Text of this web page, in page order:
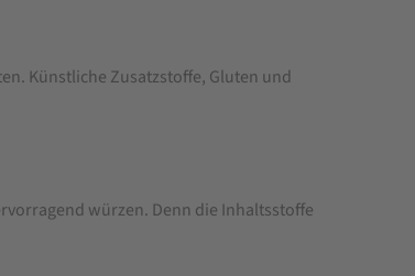
Künstliche Zusatzstoffe, Gluten und
würzen. Denn die Inhaltsstoffe